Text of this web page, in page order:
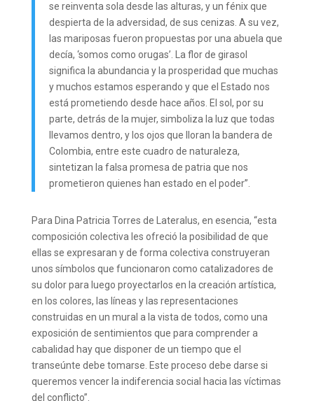
se reinventa sola desde las alturas, y un fénix que
despierta de la adversidad, de sus cenizas. A su vez,
las mariposas fueron propuestas por una abuela que
decía, ‘somos como orugas’. La flor de girasol
significa la abundancia y la prosperidad que muchas
y muchos estamos esperando y que el Estado nos
está prometiendo desde hace años. El sol, por su
parte, detrás de la mujer, simboliza la luz que todas
llevamos dentro, y los ojos que lloran la bandera de
Colombia, entre este cuadro de naturaleza,
sintetizan la falsa promesa de patria que nos
prometieron quienes han estado en el poder”.
Para Dina Patricia Torres de Lateralus, en esencia, “esta
composición colectiva les ofreció la posibilidad de que
ellas se expresaran y de forma colectiva construyeran
unos símbolos que funcionaron como catalizadores de
su dolor para luego proyectarlos en la creación artística,
en los colores, las líneas y las representaciones
construidas en un mural a la vista de todos, como una
exposición de sentimientos que para comprender a
cabalidad hay que disponer de un tiempo que el
transeúnte debe tomarse. Este proceso debe darse si
queremos vencer la indiferencia social hacia las víctimas
del conflicto”.